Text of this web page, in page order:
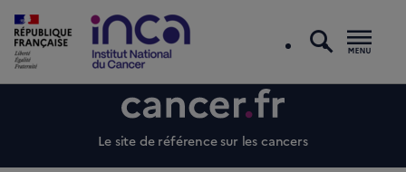
Le site de référence sur les cancers